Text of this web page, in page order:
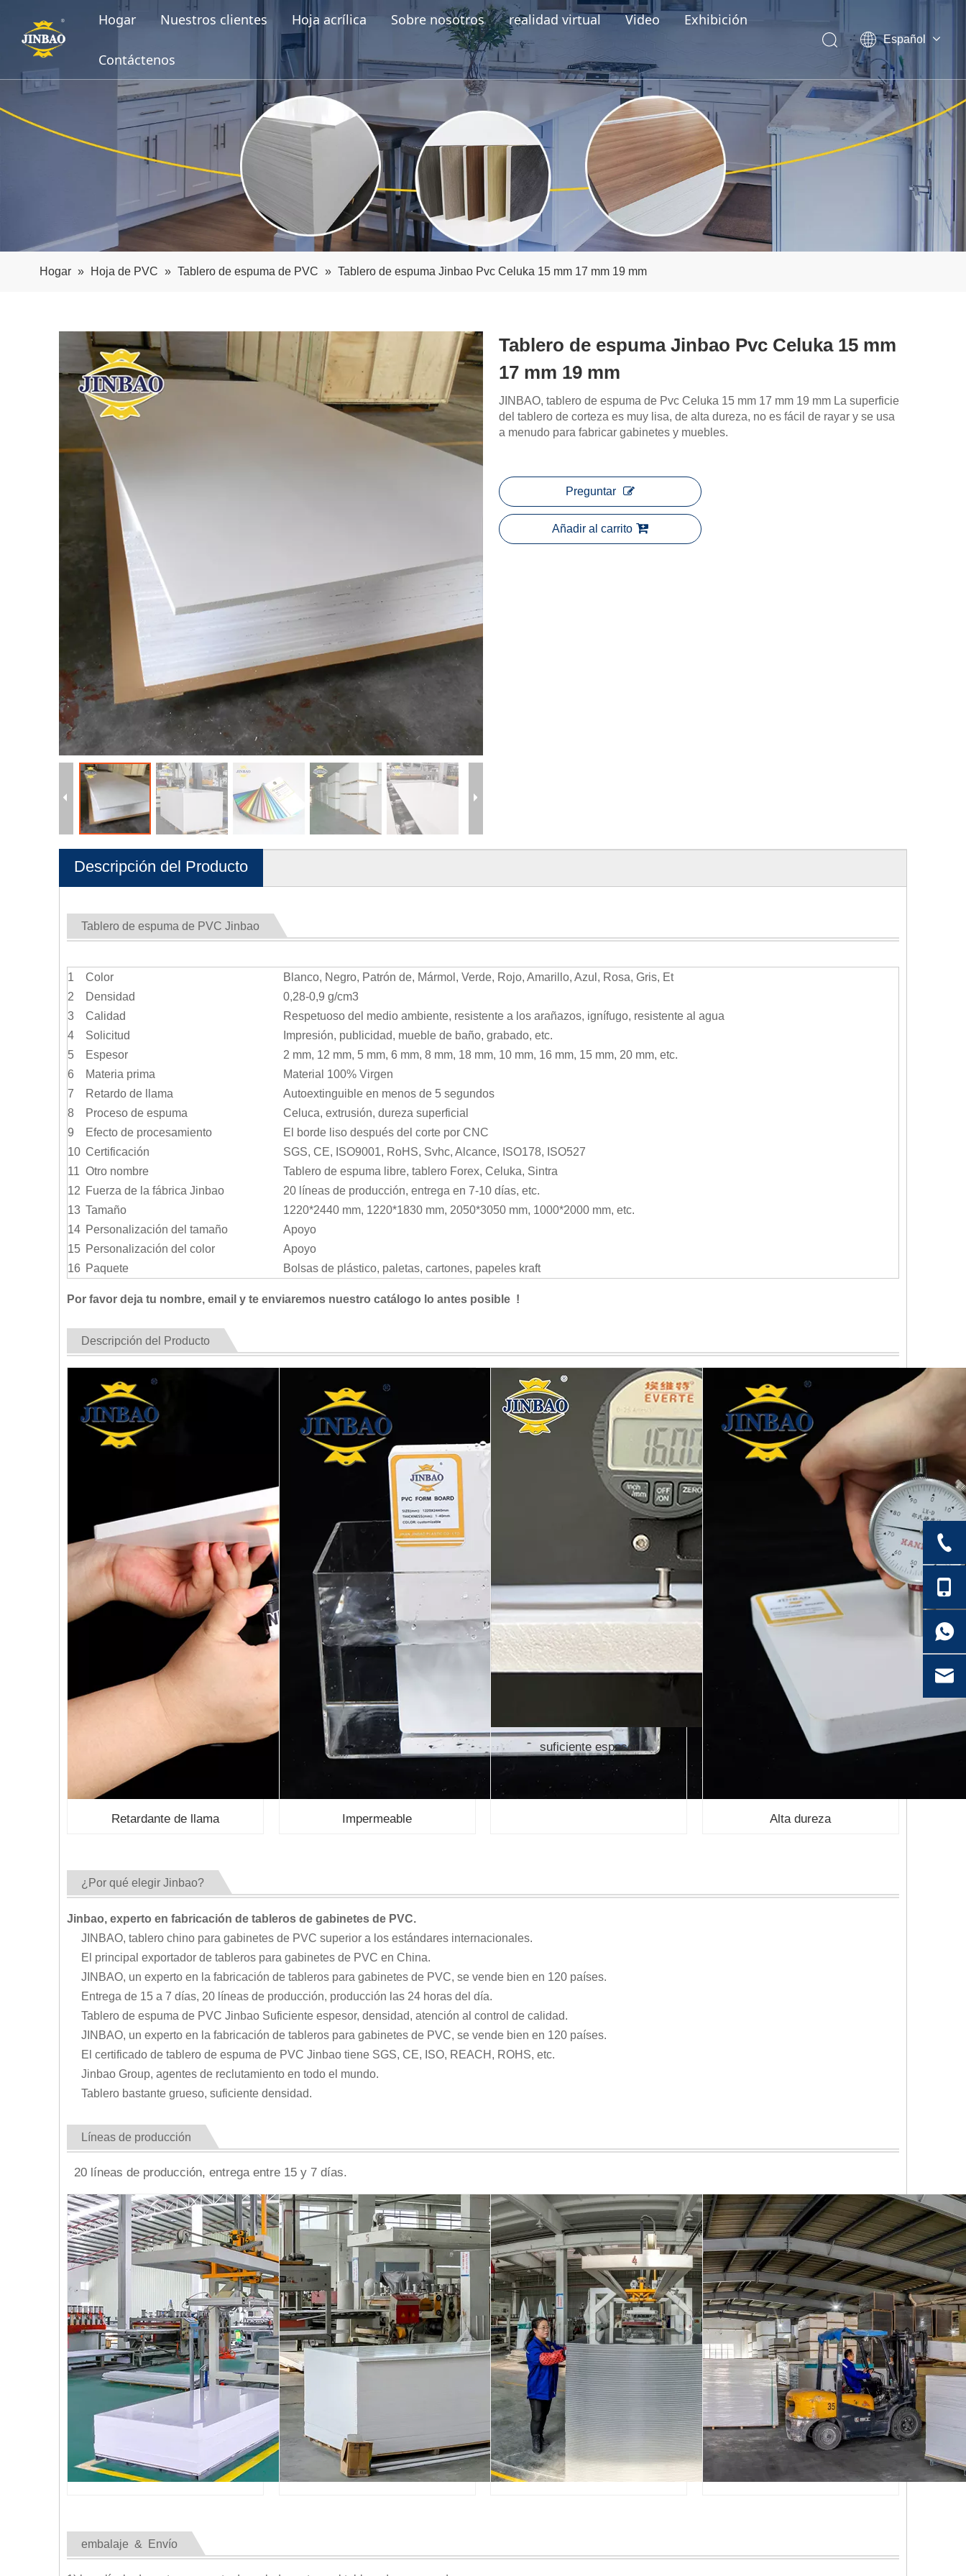
Hogar Nuestros clientes Hoja acrílica Sobre nosotros realidad virtual Video Exhibición
Contáctenos
Español
English
العربية
Pусский
Português
Hogar » Hoja de PVC » Tablero de espuma de PVC » Tablero de espuma Jinbao Pvc Celuka 15 mm 17 mm 19 mm
Tablero de espuma Jinbao Pvc Celuka 15 mm
17 mm 19 mm
JINBAO, tablero de espuma de Pvc Celuka 15 mm 17 mm 19 mm La superficie
del tablero de corteza es muy lisa, de alta dureza, no es fácil de rayar y se usa
a menudo para fabricar gabinetes y muebles.
Preguntar
Añadir al carrito
Descripción del Producto
Tablero de espuma de PVC Jinbao
1 Color
Blanco, Negro, Patrón de, Mármol, Verde, Rojo, Amarillo, Azul, Rosa, Gris, Et
2
Densidad
0,28-0,9 g/cm3
3
Calidad
Respetuoso del medio ambiente, resistente a los arañazos, ignífugo, resistente al agua
4
Solicitud
Impresión, publicidad, mueble de baño, grabado, etc.
5
Espesor
2 mm, 12 mm, 5 mm, 6 mm, 8 mm, 18 mm, 10 mm, 16 mm, 15 mm, 20 mm, etc.
6
Materia prima
Material 100% Virgen
7
Retardo de llama
Autoextinguible en menos de 5 segundos
8
Proceso de espuma
Celuca, extrusión, dureza superficial
9
Efecto de procesamiento
El borde liso después del corte por CNC
10 Certificación
SGS, CE, ISO9001, RoHS, Svhc, Alcance, ISO178, ISO527
11 Otro nombre
Tablero de espuma libre, tablero Forex, Celuka, Sintra
12 Fuerza de la fábrica Jinbao
20 líneas de producción, entrega en 7-10 días, etc.
13 Tamaño
1220*2440 mm, 1220*1830 mm, 2050*3050 mm, 1000*2000 mm, etc.
14 Personalización del tamaño
Apoyo
15 Personalización del color
Apoyo
16 Paquete Bolsas de plástico, paletas, cartones, papeles kraft
Por favor deja tu nombre, email y te enviaremos nuestro catálogo lo antes posible !
Descripción del Producto
Retardante de llama Impermeable
suficiente espesor
Alta dureza
¿Por qué elegir Jinbao?
Jinbao, experto en fabricación de tableros de gabinetes de PVC.
JINBAO, tablero chino para gabinetes de PVC superior a los estándares internacionales.
El principal exportador de tableros para gabinetes de PVC en China.
JINBAO, un experto en la fabricación de tableros para gabinetes de PVC, se vende bien en 120 países.
Entrega de 15 a 7 días, 20 líneas de producción, producción las 24 horas del día.
Tablero de espuma de PVC Jinbao Suficiente espesor, densidad, atención al control de calidad.
JINBAO, un experto en la fabricación de tableros para gabinetes de PVC, se vende bien en 120 países.
El certificado de tablero de espuma de PVC Jinbao tiene SGS, CE, ISO, REACH, ROHS, etc.
Jinbao Group, agentes de reclutamiento en todo el mundo.
Tablero bastante grueso, suficiente densidad.
Líneas de producción
20 líneas de producción, entrega entre 15 y 7 días.
embalaje & Envío